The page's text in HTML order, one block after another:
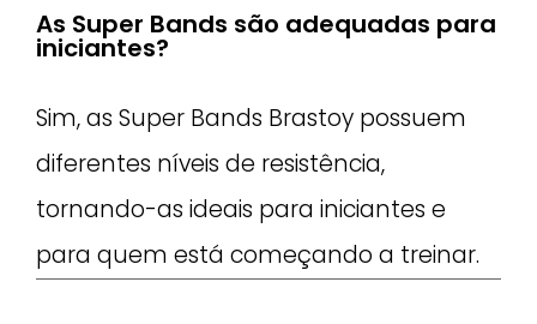
As Super Bands são adequadas para
iniciantes?
Sim, as Super Bands Brastoy possuem
diferentes níveis de resistência,
tornando-as ideais para iniciantes e
para quem está começando a treinar.